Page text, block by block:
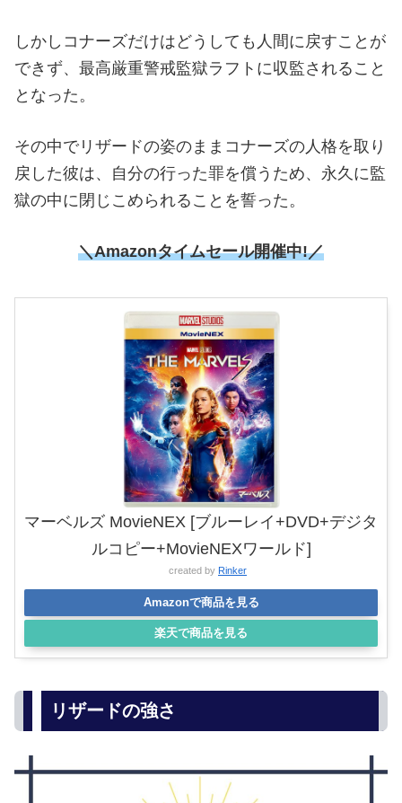
しかしコナーズだけはどうしても人間に戻すことが
できず、最高厳重警戒監獄ラフトに収監されること
となった。
その中でリザードの姿のままコナーズの人格を取り
戻した彼は、自分の行った罪を償うため、永久に監
獄の中に閉じこめられることを誓った。
＼Amazonタイムセール開催中!／
マーベルズ MovieNEX [ブルーレイ+DVD+デジタ
ルコピー+MovieNEXワールド]
created by Rinker
Amazonで商品を見る
楽天で商品を見る
リザードの強さ